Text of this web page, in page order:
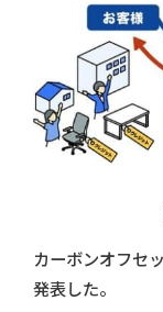
カーボンオフセ
発表した。